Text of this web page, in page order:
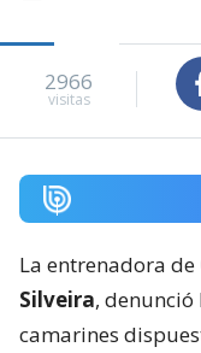
2966
visitas
La entrenadora de
Silveira,
camarines